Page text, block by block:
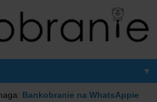
▼
Bankobranie na WhatsAppie